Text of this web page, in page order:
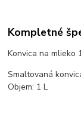
Kompletné
Konvica na mlieko
Smaltovaná
Objem: 1 L